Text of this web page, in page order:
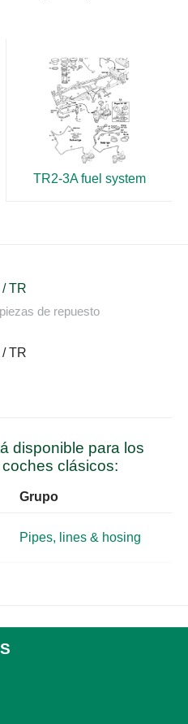
TR2-3A fuel system
TR
de repuesto
TR
disponible para los
clásicos:
Grupo
Pipes, lines & hosing